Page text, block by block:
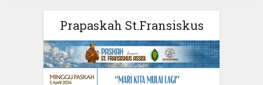
Prapaskah St.Fransiskus